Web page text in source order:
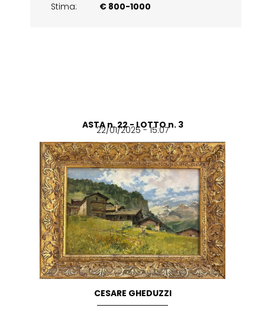
Stima:
€ 800-1000
ASTA n. 22 - LOTTO n. 3
22/01/2025 - 15:07
CESARE GHEDUZZI